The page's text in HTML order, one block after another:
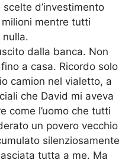
d’investimento
mentre tutti
nulla.
dalla banca. Non
a casa. Ricordo solo
camion nel vialetto, a
che David mi aveva
come l’uomo che tutti
un povero vecchio
silenziosamente
tutta a me. Ma